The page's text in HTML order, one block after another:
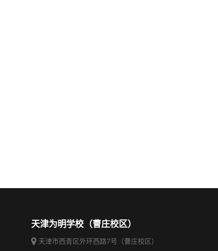
天津为明学校（曹庄校区）
天津市西青区外环西路7号（曹庄校区）